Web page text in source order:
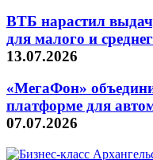
ВТБ нарастил
для малого и
13.07.2026
«МегаФон»
платформе для
07.07.2026